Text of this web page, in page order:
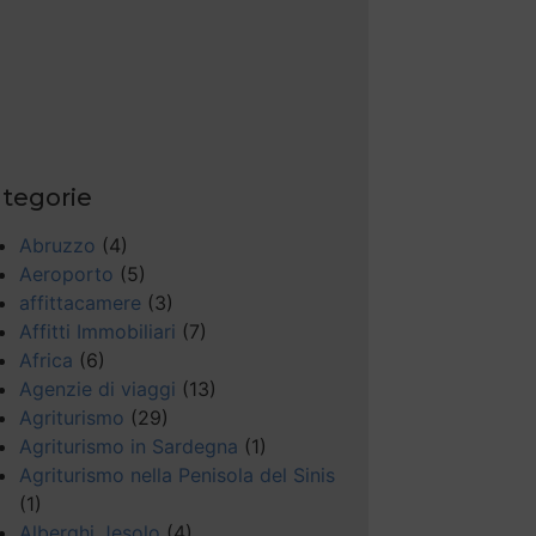
Abruzzo (4)
Aeroporto (5)
affittacamere (3)
Affitti Immobiliari (7)
Africa (6)
Agenzie di viaggi (13)
Agriturismo (29)
Agriturismo in Sardegna (1)
Agriturismo nella Penisola del Sinis
(1)